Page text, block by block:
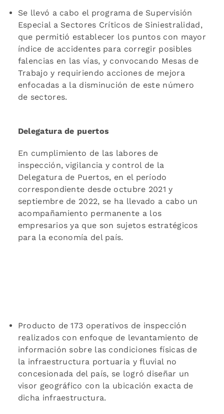
Se llevó a cabo el programa de Supervisión
Especial a Sectores Críticos de Siniestralidad,
que permitió establecer los puntos con mayor
índice de accidentes para corregir posibles
falencias en las vías, y convocando Mesas de
Trabajo y requiriendo acciones de mejora
enfocadas a la disminución de este número
de sectores.
Delegatura de puertos
En cumplimiento de las labores de
inspección, vigilancia y control de la
Delegatura de Puertos, en el período
correspondiente desde octubre 2021 y
septiembre de 2022, se ha llevado a cabo un
acompañamiento permanente a los
empresarios ya que son sujetos estratégicos
para la economía del país.
Producto de 173 operativos de inspección
realizados con enfoque de levantamiento de
información sobre las condiciones físicas de
la infraestructura portuaria y fluvial no
concesionada del país, se logró diseñar un
visor geográfico con la ubicación exacta de
dicha infraestructura.